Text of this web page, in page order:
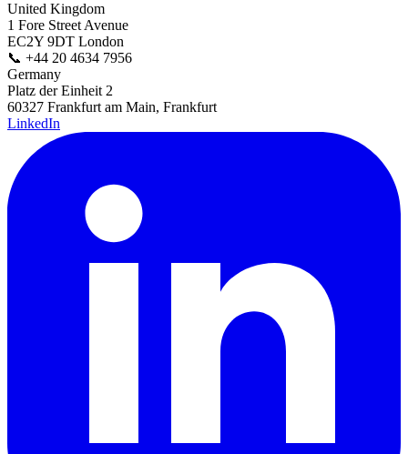
United Kingdom
1 Fore Street Avenue
EC2Y 9DT London
📞 +44 20 4634 7956
Germany
Platz der Einheit 2
60327 Frankfurt am Main, Frankfurt
LinkedIn